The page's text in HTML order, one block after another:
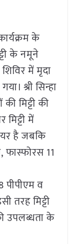
के
के नमूने
में मृदा
श्री सिन्हा
मिट्टी की
में
है जबकि
11
व
तरह मिट्टी
उपलब्धता के